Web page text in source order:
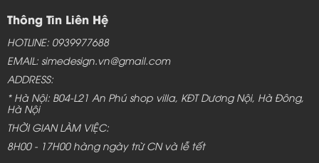
Thông Tin Liên Hệ
HOTLINE: 0939977688
EMAIL: simedesign.vn@gmail.com
ADDRESS:
* Hà Nội: B04-L21 An Phú shop villa, KĐT Dương Nội, Hà Đông,
Hà Nội
THỜI GIAN LÀM VIỆC:
8H00 - 17H00 hàng ngày trừ CN và lễ tết